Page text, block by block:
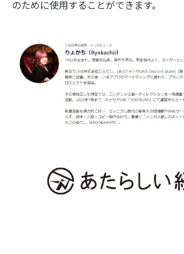
のために使用することができます。